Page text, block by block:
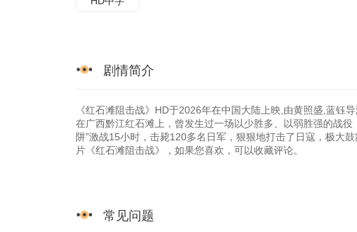
剧情简介
《红石滩阻击战》HD于2026年在中国大陆上映,由黄照盛,蓝
在广西黔江红石滩上，曾发生过一场以少胜多、以弱胜强的战
阱”激战15小时，击毙120多名日军，狠狠地打击了日寇，极大
片《红石滩阻击战》，如果您喜欢，可以收藏评论。
常见问题